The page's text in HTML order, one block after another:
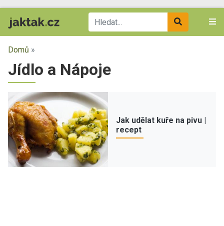
Domů »
Jídlo a Nápoje
Jak udělat kuře na pivu |
recept